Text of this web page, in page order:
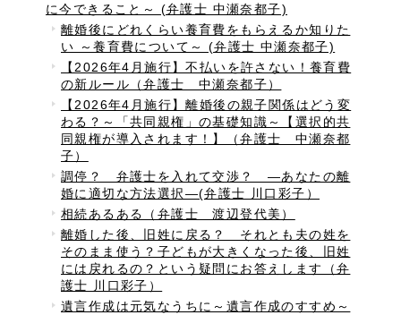
に今できること～ (弁護士 中瀬奈都子)
離婚後にどれくらい養育費をもらえるか知りた
い ～養育費について～ (弁護士 中瀬奈都子)
【2026年4月施行】不払いを許さない！養育費
の新ルール（弁護士 中瀬奈都子）
【2026年4月施行】離婚後の親子関係はどう変
わる？～「共同親権」の基礎知識～【選択的共
同親権が導入されます！】（弁護士 中瀬奈都
子）
調停？ 弁護士を入れて交渉？ ―あなたの離
婚に適切な方法選択―(弁護士 川口彩子）
相続あるある（弁護士 渡辺登代美）
離婚した後、旧姓に戻る？ それとも夫の姓を
そのまま使う？子どもが大きくなった後、旧姓
には戻れるの？という疑問にお答えします（弁
護士 川口彩子）
遺言作成は元気なうちに～遺言作成のすすめ～